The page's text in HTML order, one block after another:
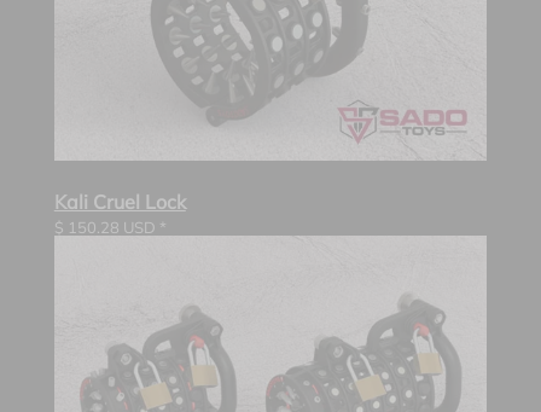
Kali Cruel Lock
$ 150.28 USD *